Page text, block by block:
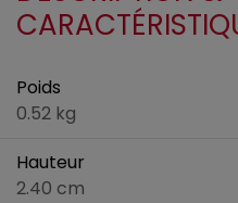
Poids
0.52 kg
Hauteur
2.40 cm